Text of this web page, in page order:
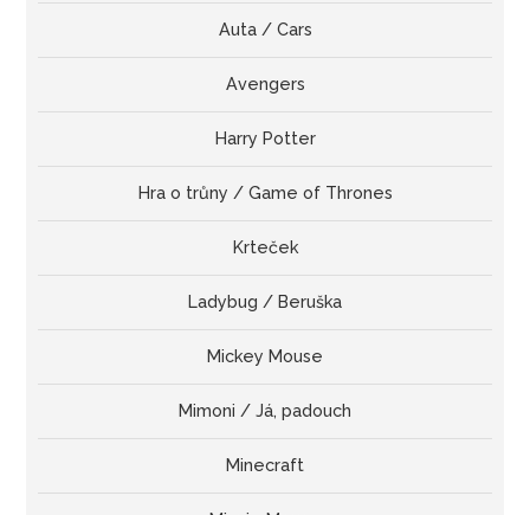
Auta / Cars
Avengers
Harry Potter
Hra o trůny / Game of Thrones
Krteček
Ladybug / Beruška
Mickey Mouse
Mimoni / Já, padouch
Minecraft